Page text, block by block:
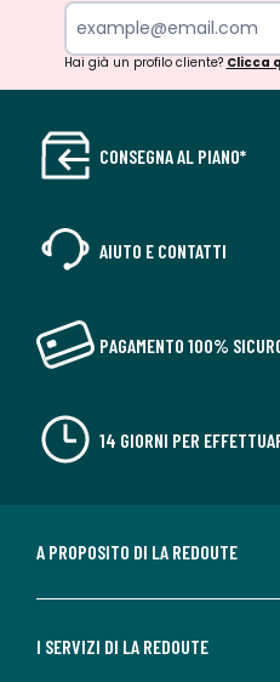
Hai già un profilo cliente? Clicca
CONSEGNA AL PIANO*
AIUTO E CONTATTI
PAGAMENTO 100%
14 GIORNI PER
A PROPOSITO DI LA REDOUTE
I SERVIZI DI LA REDOUTE